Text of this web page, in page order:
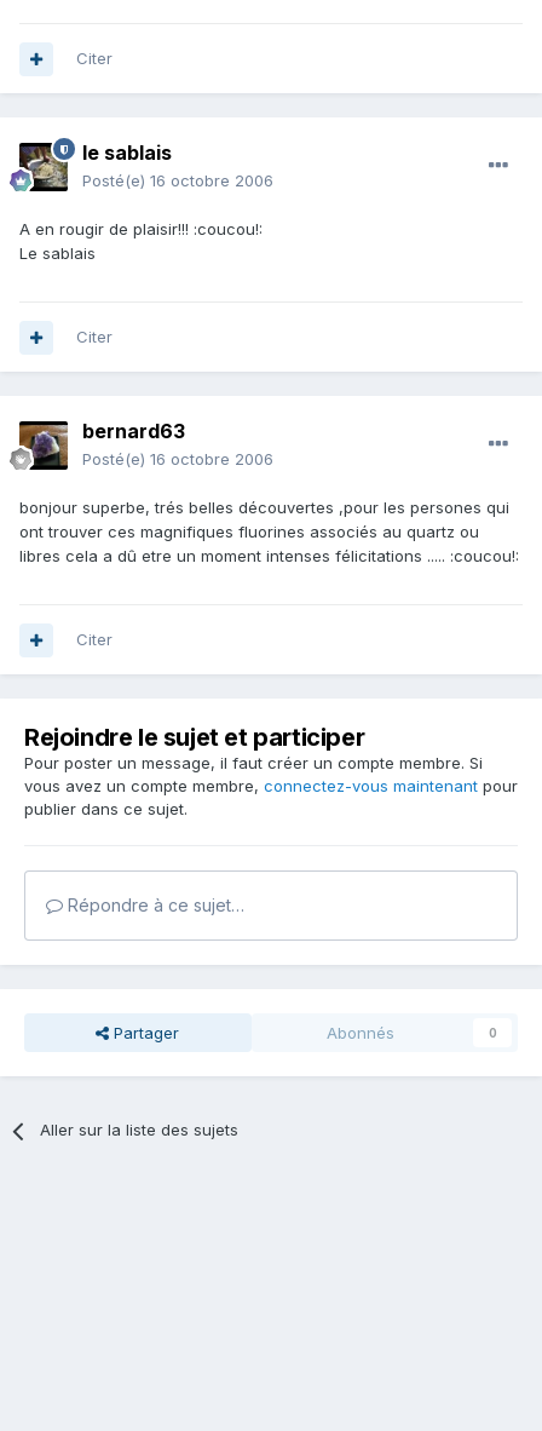
Citer
le sablais
Posté(e) 16 octobre 2006
A en rougir de plaisir!!! :coucou!:
Le sablais
Citer
bernard63
Posté(e) 16 octobre 2006
bonjour superbe, trés belles découvertes ,pour les persones qui
ont trouver ces magnifiques fluorines associés au quartz ou
libres cela a dû etre un moment intenses félicitations ..... :coucou!:
Citer
Rejoindre le sujet et participer
Pour poster un message, il faut créer un compte membre. Si
vous avez un compte membre, connectez-vous maintenant pour
publier dans ce sujet.
Répondre à ce sujet…
Partager Abonnés 0
Aller sur la liste des sujets